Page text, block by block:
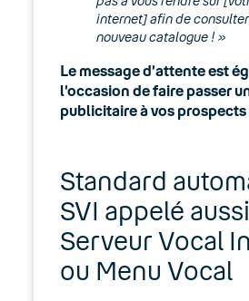
internet] afin de
nouveau catalogue ! »
Le message d’attente est
l’occasion de faire passer
publicitaire à vos
Standard
SVI appelé aussi
Serveur Vocal
ou Menu Vocal